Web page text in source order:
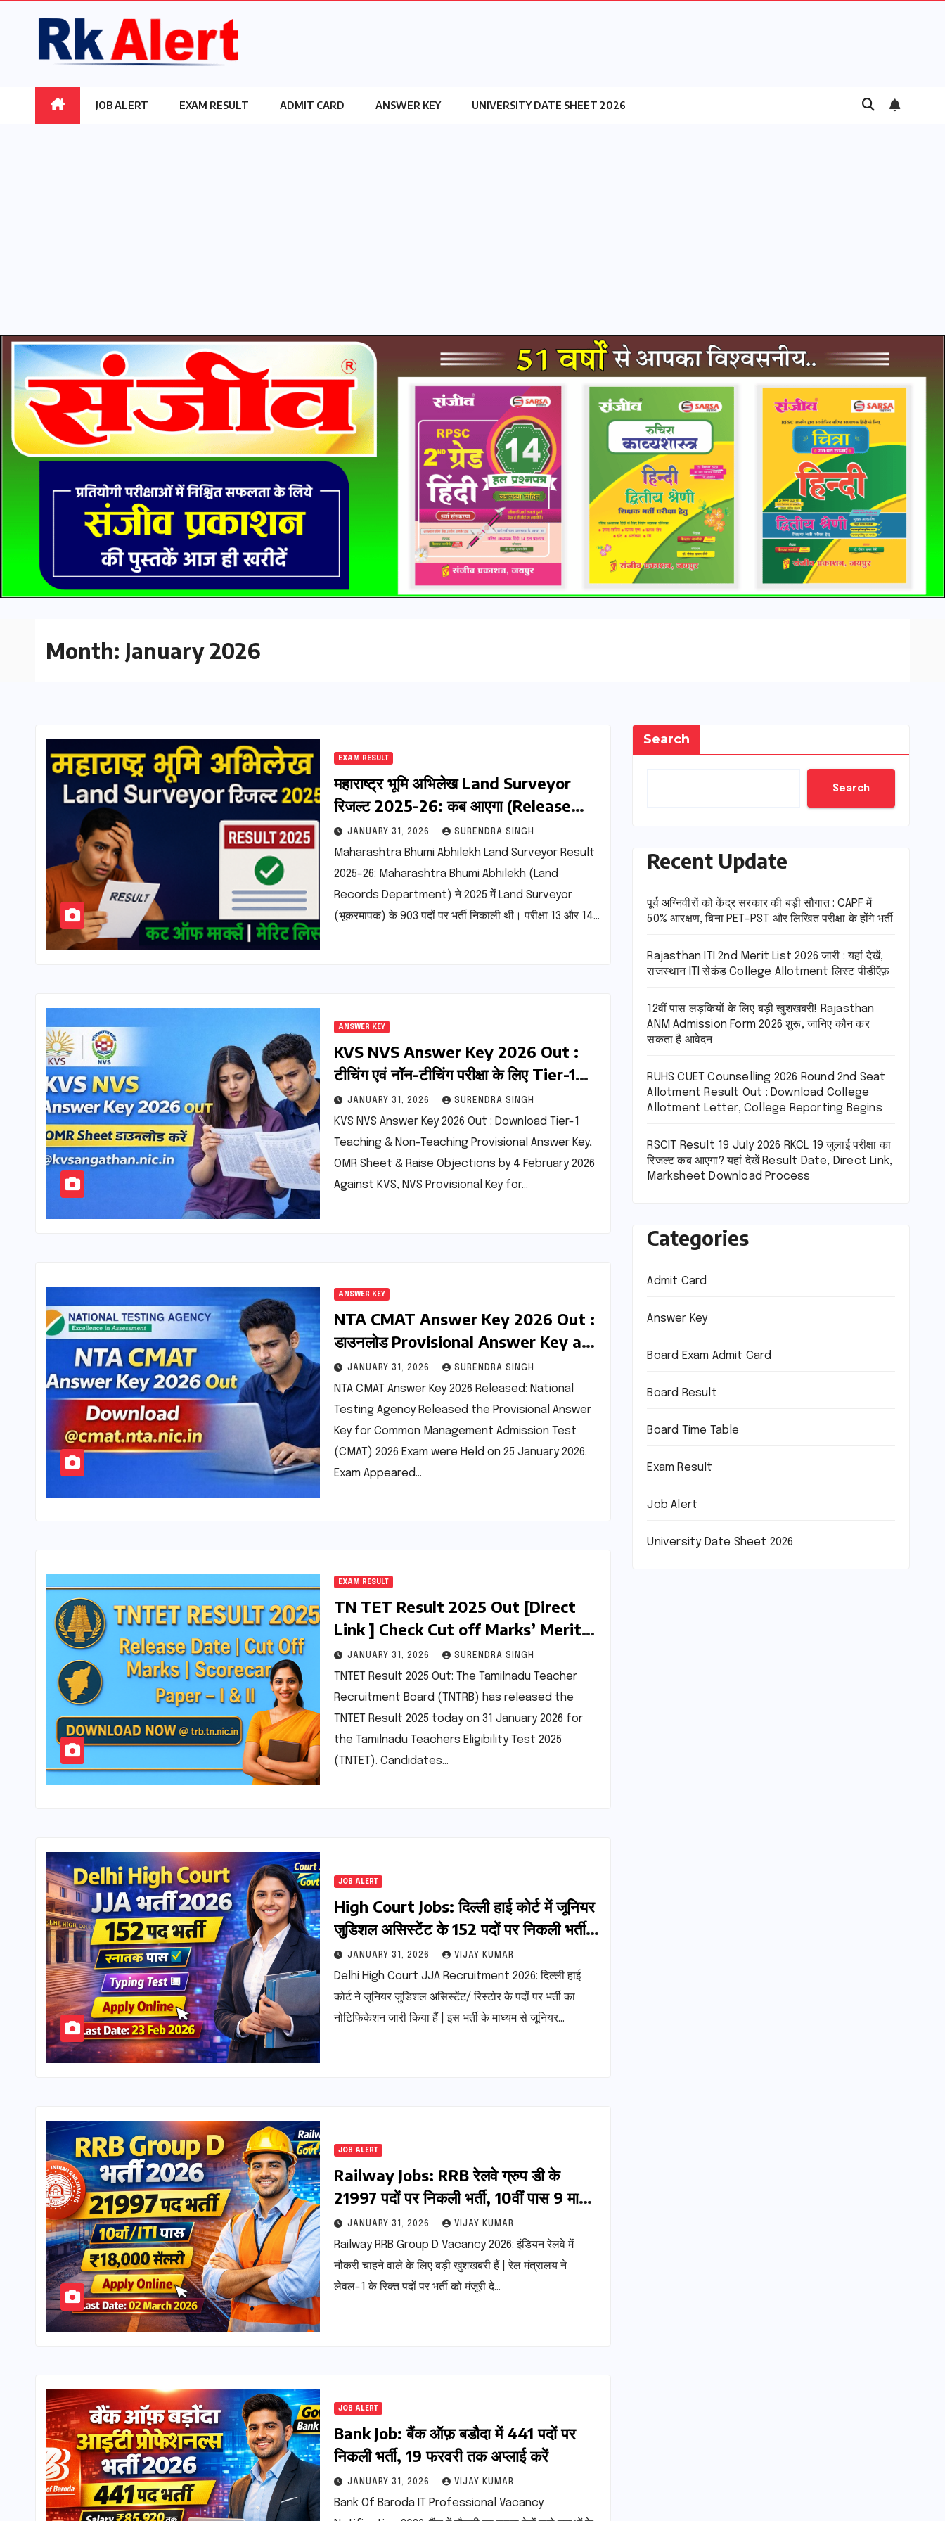
JOB ALERT EXAM RESULT ADMIT CARD ANSWER KEY UNIVERSITY DATE SHEET 2026
Month: January 2026
EXAM RESULT
महाराष्ट्र भूमि अभिलेख Land Surveyor
रिजल्ट 2025-26: कब आएगा (Release
Date) कट ऑफ मार्क्स, मेरिट लिस्ट
JANUARY 31, 2026 SURENDRA SINGH
Maharashtra Bhumi Abhilekh Land Surveyor Result
2025-26: Maharashtra Bhumi Abhilekh (Land
Records Department) ने 2025 में Land Surveyor
(भूकरमापक) के 903 पदों पर भर्ती निकाली थी। परीक्षा 13 और 14…
ANSWER KEY
KVS NVS Answer Key 2026 Out :
टीचिंग एवं नॉन-टीचिंग परीक्षा के लिए Tier-1
प्रोविजनल आंसर-की जारी
JANUARY 31, 2026 SURENDRA SINGH
KVS NVS Answer Key 2026 Out : Download Tier-1
Teaching & Non-Teaching Provisional Answer Key,
OMR Sheet & Raise Objections by 4 February 2026
Against KVS, NVS Provisional Key for…
ANSWER KEY
NTA CMAT Answer Key 2026 Out :
डाउनलोड Provisional Answer Key at
cmat.nta.nic.in – Raise Objections
by 2 February 2026
JANUARY 31, 2026 SURENDRA SINGH
NTA CMAT Answer Key 2026 Released: National
Testing Agency Released the Provisional Answer
Key for Common Management Admission Test
(CMAT) 2026 Exam were Held on 25 January 2026.
Exam Appeared…
EXAM RESULT
TN TET Result 2025 Out [Direct
Link ] Check Cut off Marks’ Merit
ListJANUARY 31, 2026 SURENDRA SINGH
TNTET Result 2025 Out: The Tamilnadu Teacher
Recruitment Board (TNTRB) has released the
TNTET Result 2025 today on 31 January 2026 for
the Tamilnadu Teachers Eligibility Test 2025
(TNTET). Candidates…
JOB ALERT
High Court Jobs: दिल्ली हाई कोर्ट में जूनियर
जुडिशल असिस्टेंट के 152 पदों पर निकली भर्ती,
4 फरवरी से अप्लाई करें
JANUARY 31, 2026 VIJAY KUMAR
Delhi High Court JJA Recruitment 2026: दिल्ली हाई
कोर्ट ने जूनियर जुडिशल असिस्टेंट/ रिस्टोर के पदों पर भर्ती का
नोटिफिकेशन जारी किया हैं | इस भर्ती के माध्यम से जूनियर…
JOB ALERT
Railway Jobs: RRB रेलवे ग्रुप डी के
21997 पदों पर निकली भर्ती, 10वीं पास 9 मार्च
तक अप्लाई करें
JANUARY 31, 2026 VIJAY KUMAR
Railway RRB Group D Vacancy 2026: इंडियन रेलवे में
नौकरी चाहने वाले के लिए बड़ी खुशखबरी हैं | रेल मंत्रालय ने
लेवल-1 के रिक्त पदों पर भर्ती को मंजूरी दे…
JOB ALERT
Bank Job: बैंक ऑफ़ बडौदा में 441 पदों पर
निकली भर्ती, 19 फरवरी तक अप्लाई करें
JANUARY 31, 2026 VIJAY KUMAR
Bank Of Baroda IT Professional Vacancy
Search
Search
Recent Update
पूर्व अग्निवीरों को केंद्र सरकार की बड़ी सौगात : CAPF में
50% आरक्षण, बिना PET-PST और लिखित परीक्षा के होंगे भर्ती
Rajasthan ITI 2nd Merit List 2026 जारी : यहां देखें,
राजस्थान ITI सेकंड College Allotment लिस्ट पीडीऍफ़
12वीं पास लड़कियों के लिए बड़ी खुशखबरी! Rajasthan
ANM Admission Form 2026 शुरू, जानिए कौन कर
सकता है आवेदन
RUHS CUET Counselling 2026 Round 2nd Seat
Allotment Result Out : Download College
Allotment Letter, College Reporting Begins
RSCIT Result 19 July 2026 RKCL 19 जुलाई परीक्षा का
रिजल्ट कब आएगा? यहां देखें Result Date, Direct Link,
Marksheet Download Process
Categories
Admit Card
Answer Key
Board Exam Admit Card
Board Result
Board Time Table
Exam Result
Job Alert
University Date Sheet 2026